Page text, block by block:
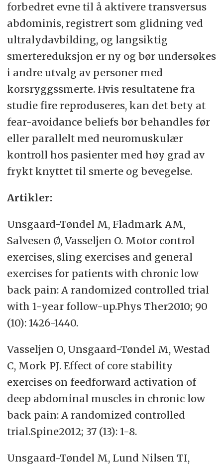
forbedret evne til å aktivere transversus
abdominis, registrert som glidning ved
ultralydavbilding, og langsiktig
smertereduksjon er ny og bør undersøkes
i andre utvalg av personer med
korsryggssmerte. Hvis resultatene fra
studie fire reproduseres, kan det bety at
fear-avoidance beliefs bør behandles før
eller parallelt med neuromuskulær
kontroll hos pasienter med høy grad av
frykt knyttet til smerte og bevegelse.
Artikler:
Unsgaard-Tøndel M, Fladmark AM,
Salvesen Ø, Vasseljen O. Motor control
exercises, sling exercises and general
exercises for patients with chronic low
back pain: A randomized controlled trial
with 1-year follow-up.Phys Ther2010; 90
(10): 1426-1440.
Vasseljen O, Unsgaard-Tøndel M, Westad
C, Mork PJ. Effect of core stability
exercises on feedforward activation of
deep abdominal muscles in chronic low
back pain: A randomized controlled
trial.Spine2012; 37 (13): 1-8.
Unsgaard-Tøndel M, Lund Nilsen TI,